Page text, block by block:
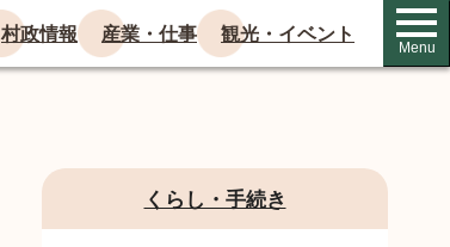
村政情報 産業・仕事 観光・イベント
Menu
くらし・手続き